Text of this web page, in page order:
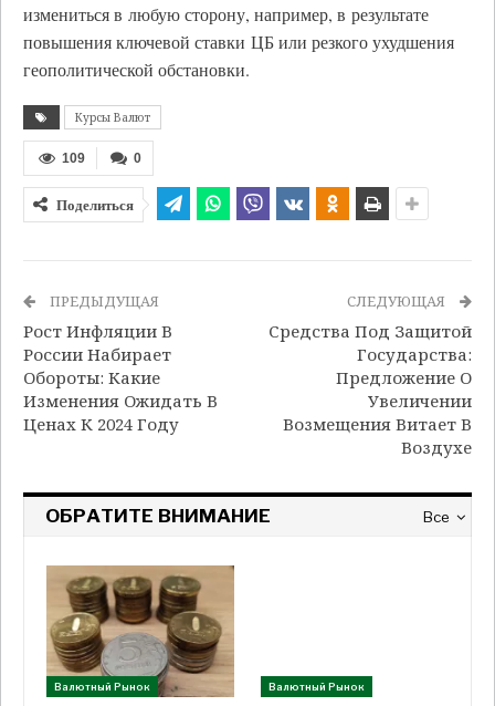
измениться в любую сторону, например, в результате
повышения ключевой ставки ЦБ или резкого ухудшения
геополитической обстановки.
Курсы Валют
0
109
Поделиться
ПРЕДЫДУЩАЯ
Рост Инфляции В
России Набирает
Обороты: Какие
Изменения Ожидать В
Ценах К 2024 Году
СЛЕДУЮЩАЯ
Средства Под Защитой
Государства:
Предложение О
Увеличении
Возмещения Витает В
Воздухе
Все
ОБРАТИТЕ ВНИМАНИЕ
Валютный Рынок Валютный Рынок